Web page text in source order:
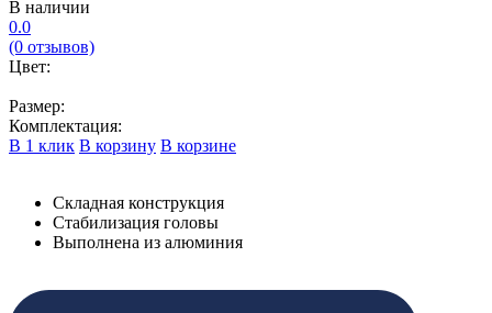
В наличии
0.0
(0 отзывов)
Цвет:
Размер:
Комплектация:
В 1 клик В корзину В корзине
Складная конструкция
Стабилизация головы
Выполнена из алюминия